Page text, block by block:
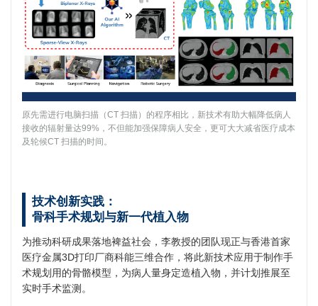
原先需进行电脑扫描（CT 扫描）的程序相比，新技术有助大幅降低病人
接收的辐射量达99%，不但能加强保障病人安全，更可大大减省医疗成本
及轮候CT 扫描的时间。
技术创新实践：
骨科手术规划与新一代植入物
为推动科研成果落地裨益社会，李教授的团队现正与香港首家
医疗金属3D打印厂商科能三维合作，将此新技术应用于制作手
术规划用的骨骼模型，为病人量身定造植入物，并计划推展至
实时手术监测。